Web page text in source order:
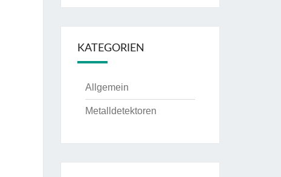
KATEGORIEN
Allgemein
Metalldetektoren